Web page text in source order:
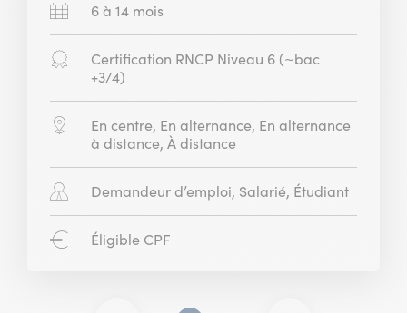
Durée 6 à 14 mois
DiplômeCertification RNCP Niveau 6 (~bac
+3/4)
ModalitéEn centre, En alternance, En alternance
à distance, À distance
Public Demandeur d’emploi, Salarié, Étudiant
CPF
Éligible CPF